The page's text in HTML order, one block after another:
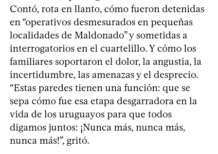
Contó, rota en llanto, cómo fueron detenidas
en “operativos desmesurados en pequeñas
localidades de Maldonado” y sometidas a
interrogatorios en el cuartelillo. Y cómo los
familiares soportaron el dolor, la angustia, la
incertidumbre, las amenazas y el desprecio.
“Estas paredes tienen una función: que se
sepa cómo fue esa etapa desgarradora en la
vida de los uruguayos para que todos
digamos juntos: ¡Nunca más, nunca más,
nunca más!”, gritó.